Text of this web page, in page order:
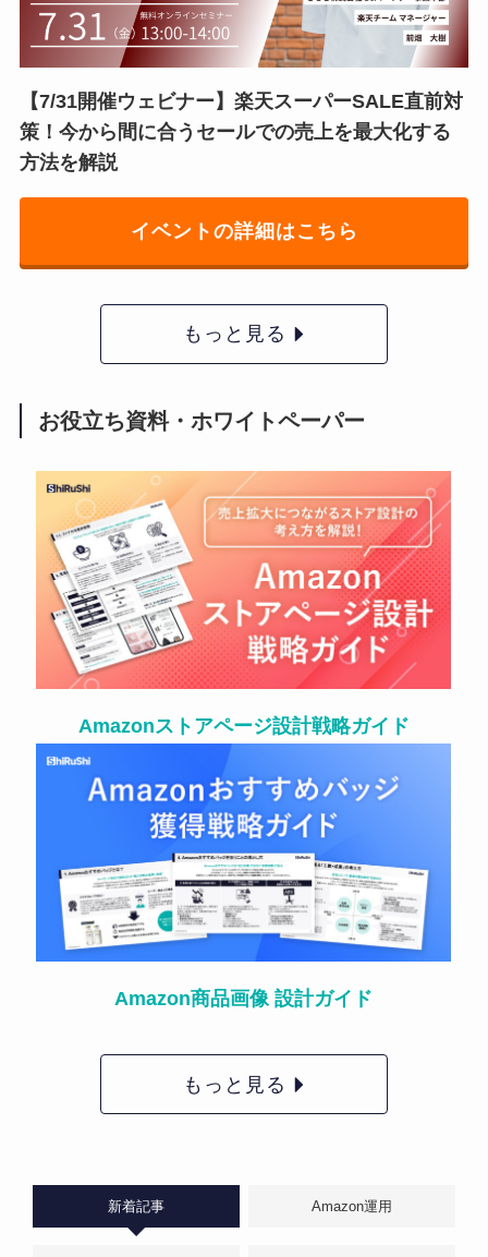
【7/31開催ウェビナー】楽天スーパーSALE直前対
策！今から間に合うセールでの売上を最大化する
方法を解説
イベントの詳細はこちら
もっと見る
お役立ち資料・ホワイトペーパー
Amazonストアページ設計戦略ガイド
Amazon商品画像 設計ガイド
もっと見る
新着記事 Amazon運用